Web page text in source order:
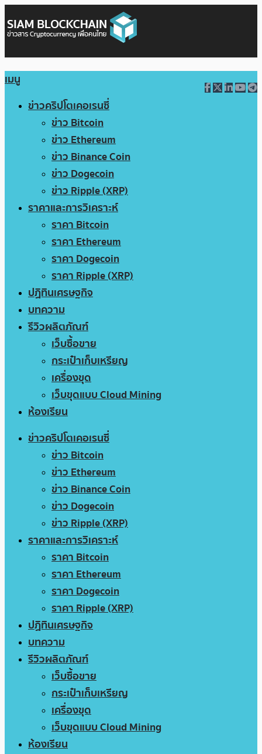
เมนู
ข่าวคริปโตเคอเรนซี่
ข่าว Bitcoin
ข่าว Ethereum
ข่าว Binance Coin
ข่าว Dogecoin
ข่าว Ripple (XRP)
ราคาและการวิเคราะห์
ราคา Bitcoin
ราคา Ethereum
ราคา Dogecoin
ราคา Ripple (XRP)
ปฏิทินเศรษฐกิจ
บทความ
รีวิวผลิตภัณฑ์
เว็บซื้อขาย
กระเป๋าเก็บเหรียญ
เครื่องขุด
เว็บขุดแบบ Cloud Mining
ห้องเรียน
ข่าวคริปโตเคอเรนซี่
ข่าว Bitcoin
ข่าว Ethereum
ข่าว Binance Coin
ข่าว Dogecoin
ข่าว Ripple (XRP)
ราคาและการวิเคราะห์
ราคา Bitcoin
ราคา Ethereum
ราคา Dogecoin
ราคา Ripple (XRP)
ปฏิทินเศรษฐกิจ
บทความ
รีวิวผลิตภัณฑ์
เว็บซื้อขาย
กระเป๋าเก็บเหรียญ
เครื่องขุด
เว็บขุดแบบ Cloud Mining
ห้องเรียน